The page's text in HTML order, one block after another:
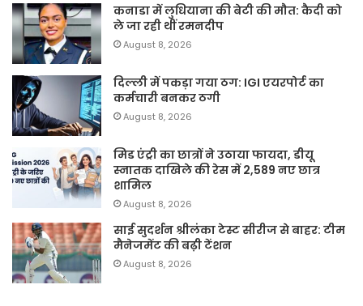
कनाडा में लुधियाना की बेटी की माैत: कैदी को
ले जा रही थीं रमनदीप
August 8, 2026
दिल्ली में पकड़ा गया ठग: IGI एयरपोर्ट का
कर्मचारी बनकर ठगी
August 8, 2026
मिड एंट्री का छात्रों ने उठाया फायदा, डीयू
स्नातक दाखिले की रेस में 2,589 नए छात्र
शामिल
August 8, 2026
साई सुदर्शन श्रीलंका टेस्ट सीरीज से बाहर: टीम
मैनेजमेंट की बढ़ी टेंशन
August 8, 2026